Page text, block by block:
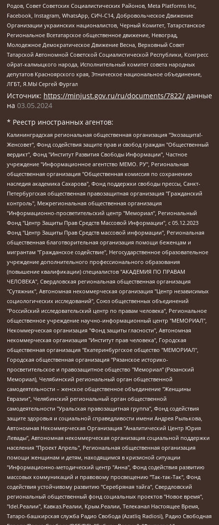
Родов, Совет Советских Социалистических Районов, Meta Platforms Inc,
Facebook, Instagram, WhatsApp, СИЧ-С14, Добровольческое Движение
Организации украинских националистов, Черный Комитет, Татарстанское
Региональное Всетатарское общественное движение, Невоград,
Молодежное Демократическое Движение Весна, Верховный Совет
Татарской Автономной Советской Социалистической Республики, Конгресс
ойрат-калмыцкого народа, Исполнительный комитет совета народных
депутатов Красноярского края, Этническое национальное объединение,
ЛГБТ, Я.МЫ Сергей Фургал
Источник: https://minjust.gov.ru/ru/documents/7822/ данные
на 03.05.2024
* Реестр иностранных агентов:
Калининградская региональная общественная организация "Экозащита!-Женсовет", Фонд содействия защите прав и свобод граждан "Общественный вердикт", Фонд "Институт Развития Свободы Информации", Частное учреждение "Информационное агентство МЕМО. РУ", Региональная общественная организация "Общественная комиссия по сохранению наследия академика Сахарова", Фонд поддержки свободы прессы, Санкт-Петербургская общественная правозащитная организация "Гражданский контроль", Межрегиональная общественная организация "Информационно-просветительский центр "Мемориал", Региональный Фонд "Центр Защиты Прав Средств Массовой Информации", с 05.12.2023 Фонд "Центр Защиты Прав Средств массовой информации", Региональная общественная благотворительная организация помощи беженцам и мигрантам "Гражданское содействие", Негосударственное образовательное учреждение дополнительного профессионального образования (повышение квалификации) специалистов "АКАДЕМИЯ ПО ПРАВАМ ЧЕЛОВЕКА", Свердловская региональная общественная организация "Сутяжник", Автономная некоммерческая организация "Центр независимых социологических исследований", Союз общественных объединений "Российский исследовательский центр по правам человека", Региональное общественное учреждение научно-информационный центр "МЕМОРИАЛ", Некоммерческая организация "Фонд защиты гласности", Автономная некоммерческая организация "Институт прав человека", Городская общественная организация "Екатеринбургское общество "МЕМОРИАЛ", Городская общественная организация "Рязанское историко-просветительское и правозащитное общество "Мемориал" (Рязанский Мемориал), Челябинский региональный орган общественной самодеятельности – женское общественное объединение "Женщины Евразии", Челябинский региональный орган общественной самодеятельности "Уральская правозащитная группа", Фонд содействия защите здоровья и социальной справедливости имени Андрея Рылькова, Автономная Некоммерческая Организация "Аналитический Центр Юрия Левады", Автономная некоммерческая организация социальной поддержки населения "Проект Апрель", Региональная общественная организация помощи женщинам и детям, находящимся в кризисной ситуации "Информационно-методический центр "Анна", Фонд содействия развитию массовых коммуникаций и правовому просвещению "Так-так-Так", Фонд содействия устойчивому развитию "Серебряная тайга", Свердловский региональный общественный фонд социальных проектов "Новое время", "Idel.Реалии", Кавказ.Реалии, Крым.Реалии, Телеканал Настоящее Время, Татаро-башкирская служба Радио Свобода (Azatliq Radiosi), Радио Свободная Европа/Радио Свобода (PCE/PC), "Сибирь.Реалии", "Фактограф", Благотворительный фонд помощи осужденным и их семьям, Автономная некоммерческая организация "Институт глобализации и социальных движений", Фонд "В защиту прав заключенных", Частное учреждение "Центр поддержки и содействия развитию средств массовой информации", Пензенский региональный общественный благотворительный фонд "Гражданский союз", "Север.Реалии", Некоммерческая организация Фонд "Правовая инициатива", Общество с ограниченной ответственностью "Радио Свободная Европа/Радио Свобода", Чешское информационное агентство "MEDIUM-ORIENT", Красноярская региональная общественная организация "Мы против СПИДа", Камалягин Денис Николаевич, Маркелов Сергей Евгеньевич, Пономарев Лев Александрович, Савицкая Людмила Алексеевна, Автономная некоммерческая организация "Центр по работе с проблемой насилия "НАСИЛИЮ.НЕТ", Межрегиональный профессиональный союз работников здравоохранения "Альянс врачей", Юридическое лицо, зарегистрированное в Латвийской Республике, SIA "Medusa Project" (регистрационный номер 40103797863, дата регистрации 10.06.2014), Некоммерческая организация "Фонд по борьбе с коррупцией", Автономная некоммерческая организация "Институт права и публичной политики", Баданин Роман Сергеевич, Гликин Максим Александрович, Железнова Мария Михайловна, Лукьянова Юлия Сергеевна, Маетная Елизавета Витальевна, Маняхин Петр Борисович, Чуракова Ольга Владимировна, Ярош Юлия Петровна, Юридическое лицо "The Insider SIA", зарегистрированное в Риге, Латвийская Республика (дата регистрации 26.06.2015), являющееся администратором доменного имени интернет-издания "The Insider SIA", https://theins.ru, Постернак Алексей Евгеньевич, Рубин Михаил Аркадьевич, Анин Роман Александрович, Юридическое лицо Istories fonds, зарегистрированное в Латвийской Республике (регистрационный номер 50008295751, дата регистрации 24.02.2020), Великовский Дмитрий Александрович, Долинина Ирина Николаевна, Мароховская Алеся Алексеевна, Шлейнов Роман Юрьевич, Шмагун Олеся Валентиновна, Общество с ограниченной ответственностью "Альтаир 2021", Общество с ограниченной ответственностью "Вега 2021", Общество с ограниченной ответственностью "Главный редактор 2021", Общество с ограниченной ответственностью "Ромашки монолит", Важенков Артем Валерьевич, Ивановская областная общественная организация "Центр гендерных исследований", Гурман Юрий Альбертович, Медиапроект "ОВД-Инфо", Егоров Владимир Владимирович, Жилинский Владимир Александрович, Общество с ограниченной ответственностью "ЗП", Иванова София Юрьевна, Карезина Инна Павловна, Кильтау Екатерина Викторовна, Петров Алексей Викторович, Пискунов Сергей Евгеньевич, Смирнов Сергей Сергеевич, Тихонов Михаил Сергеевич, Общество с ограниченной ответственностью "ЖУРНАЛИСТ-ИНОСТРАННЫЙ АГЕНТ", Арапова Галина Юрьевна, Вольтская Татьяна Анатольевна, Американская компания "Mason G.E.S. Anonymous Foundation" (США), являющаяся владельцем интернет-издания https://mnews.world/, Компания "Stichting Bellingcat", зарегистрированная в Нидерландах (дата регистрации 11.07.2018), Захаров Андрей Вячеславович, Клепиковская Екатерина Дмитриевна, Общество с ограниченной ответственностью "МЕМО", Перл Роман Александрович, Симонов Евгений Алексеевич, Соловьева Елена Анатольевна, Сотников Даниил Владимирович, Сурначева Елизавета Дмитриевна, Автономная некоммерческая организация по защите прав человека и информированию населения "Якутия – Наше Мнение", Общество с ограниченной ответственностью "Москоу диджитал медиа", с 26.01.2023 Общество с ограниченной ответственностью "Чайка Белые сады", Ветошкина Валерия Валерьевна, Заговора Максим Александрович, Межрегиональное общественное движение "Российская ЛГБТ - сеть", Оленичев Максим Владимирович, Павлов Иван Юрьевич, Скворцова Елена Сергеевна, Общество с ограниченной ответственностью "Как бы инагент", Кочетков Игорь Викторович, Общество с ограниченной ответственностью "Честные выборы", Еланчик Олег Александрович, Общество с ограниченной ответственностью "Нобелевский призыв", Гималова Регина Эмилевна, Григорьев Андрей Валерьевич, Григорьева Алина Александровна, Ассоциация по содействию защите прав призывников, альтернативнослужащих и военнослужащих "Правозащитная группа "Гражданин.Армия.Право", Хисамова Регина Фаритовна, Автономная некоммерческая организация по реализации социально-правовых программ "Лилит", Дальневосточное общественное движение "Маяк", Санкт-Петербургская ЛГБТ-инициативная группа "Выход", Инициативная группа ЛГБТ+ "Реверс", Алексеев Андрей Викторович, Бекбулатова Таисия Львовна, Беляев Иван Михайлович, Владыкина Елена Сергеевна, Гельман Марат Александрович, Никульшина Вероника Юрьевна, Толоконникова Надежда Андреевна, Шендерович Виктор Анатольевич, Общество с ограниченной ответственностью "Данное сообщение", Общество с ограниченной ответственностью Издательский дом "Новая глава", Айнбиндер Александра Александровна, Московский комьюнити-центр для ЛГБТ+инициатив, Благотворительный фонд развития филантропии, Deutsche Welle (Германия, Kurt-Schumacher-Strasse 3, 53113 Bonn), Борзунова Мария Михайловна, Воробьев Виктор Викторович, Голубева Анна Львовна, Константинова Алла Михайловна, Малкова Ирина Владимировна, Мурадов Мурад Абдулгалимович, Осетинская Елизавета Николаевна, Понасенков Евгений Николаевич, Ганапольский Матвей Юрьевич, Киселев Евгений Алексеевич, Борухович Ирина Григорьевна, Дремин Иван Тимофеевич, Дубровский Дмитрий Викторович, Красноярская региональная общественная организация поддержки и развития альтернативных образовательных технологий и межкультурных коммуникаций "ИНТЕРРА", Маяковская Екатерина Алексеевна, Фейгин Марк Захарович, Филимонов Андрей Викторович, Дзугкоева Регина Николаевна, Доброхотов Роман Александрович, Дудь Юрий Александрович, Елкин Сергей Владимирович, Кругликов Кирилл Игоревич, Сабунаева Мария Леонидовна, Семенов Алексей Владимирович, Шаинян Карен Багратович, Шульман Екатерина Михайловна, Асафьев Артур Валерьевич, Вахштайн Виктор Семенович, Венедиктов Алексей Алексеевич, Лушникова Екатерина Евгеньевна, Волков Леонид Михайлович, Невзоров Александр Глебович, Пархоменко Сергей Борисович, Сироткин Ярослав Николаевич, Кара-Мурза Владимир Владимирович, Баранова Наталья Владимировна, Гозман Леонид Яковлевич, Кагарлицкий Борис Юльевич, Климарев Михаил Валерьевич, Милов Владимир Станиславович, Автономная некоммерческая организация Краснодарский центр современного искусства "Типография", Моргенштерн Алишер Тагирович, Соболь Любовь Эдуардовна, Общество с ограниченной ответственностью "ЛИЗА НОРМ", Каспаров Гарри Кимович, Ходорковский Михаил Борисович, Общество с ограниченной ответственностью "Апрельские тезисы", Данилович Ирина Брониславовна, Кашин Олег Владимирович, Петров Николай Владимирович, Пивоваров Алексей Владимирович, Соколов Михаил Владимирович, Цветкова Юлия Владимировна, Чичваркин Евгений Александрович, Комитет против пыток/Команда против пыток, Общество с ограниченной ответственностью "Первый научный", Общество с ограниченной ответственностью "Вертолет и ко", Белоцерковская Вероника Борисовна, Кац Максим Евгеньевич, Лазарева Татьяна Юрьевна, Шаведдинов Руслан Табризович, Яшин Илья Валерьевич, Общество с ограниченной ответственностью "Иноагент ААВ", Алешковский Дмитрий Петрович, Альбац Евгения Марковна, Быков Дмитрий Львович, Галямина Юлия Евгеньевна, Лойко Сергей Леонидович, Мартынов Кирилл Константинович, Медведев Сергей Александрович, Крашенинников Федор Геннадиевич, Гордеева Катерина Вл